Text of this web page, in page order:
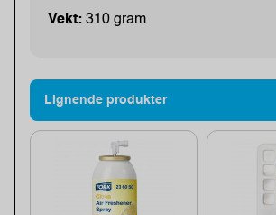
Vekt: 310 gram
Lignende produkter